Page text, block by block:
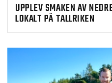
UPPLEV SMAKEN AV
LOKALT PÅ TALLRIKEN